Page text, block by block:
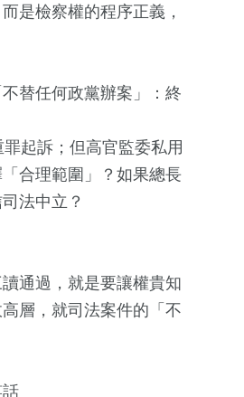
是檢察權的程序正義，
替任何政黨辦案」：終
起訴；但高官監委私用
合理範圍」？如果總長
法中立？
通過，就是要讓權貴知
層，就司法案件的「不
1+
醫療
兩岸佛教文化交
流專區